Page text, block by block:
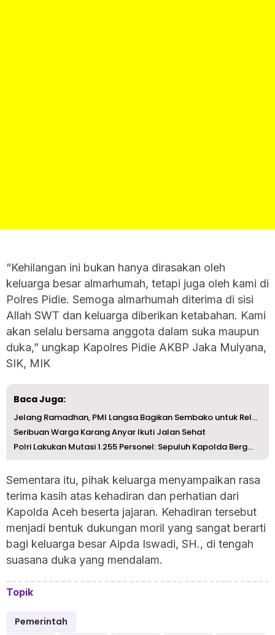
“Kehilangan ini bukan hanya dirasakan oleh
keluarga besar almarhumah, tetapi juga oleh kami di
Polres Pidie. Semoga almarhumah diterima di sisi
Allah SWT dan keluarga diberikan ketabahan. Kami
akan selalu bersama anggota dalam suka maupun
duka,” ungkap Kapolres Pidie AKBP Jaka Mulyana,
SIK, MIK
Baca Juga:
Jelang Ramadhan, PMI Langsa Bagikan Sembako untuk Relawan
Seribuan Warga Karang Anyar Ikuti Jalan Sehat
Polri Lakukan Mutasi 1.255 Personel: Sepuluh Kapolda Berg...
Sementara itu, pihak keluarga menyampaikan rasa
terima kasih atas kehadiran dan perhatian dari
Kapolda Aceh beserta jajaran. Kehadiran tersebut
menjadi bentuk dukungan moril yang sangat berarti
bagi keluarga besar Aipda Iswadi, SH., di tengah
suasana duka yang mendalam.
Topik
Pemerintah